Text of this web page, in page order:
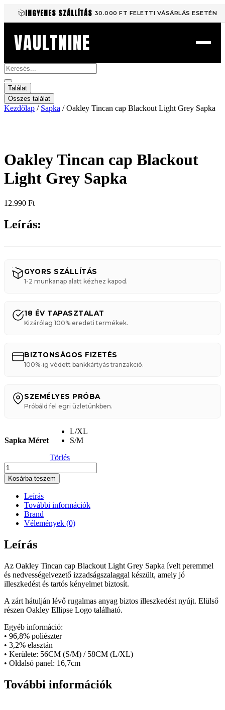
Ugrás
INGYENES SZÁLLÍTÁS 30.000 FT FELETTI VÁSÁRLÁS ESETÉN
VAULTNINE
Search
...
Találat
Összes találat
Kezdőlap / Sapka / Oakley Tincan cap Blackout Light Grey Sapka
Oakley Tincan cap Blackout
Light Grey Sapka
12.990 Ft
Leírás:
GYORS SZÁLLÍTÁS
1-2 munkanap alatt kézhez kapod.
18 ÉV TAPASZTALAT
Kizárólag 100% eredeti termékek.
BIZTONSÁGOS FIZETÉS
100%-ig védett bankkártyás tranzakció.
SZEMÉLYES PRÓBA
Próbáld fel egri üzletünkben.
Sapka Méret
L/XL
S/M
Törlés
Oakley
Tincan
cap
Blackout
Light
Grey
Sapka
mennyiség
Kosárba teszem
Leírás
További információk
Brand
Vélemények (0)
Leírás
Az Oakley Tincan cap Blackout Light Grey Sapka ívelt peremmel
és nedvességelvezető izzadságszalaggal készült, amely jó
illeszkedést és tartós kényelmet biztosít.
A zárt hátulján lévő rugalmas anyag biztos illeszkedést nyújt. Elülső
részen Oakley Ellipse Logo található.
Egyéb információ:
• 96,8% poliészter
• 3,2% elasztán
• Kerülete: 56CM (S/M) / 58CM (L/XL)
• Oldalsó panel: 16,7cm
További információk